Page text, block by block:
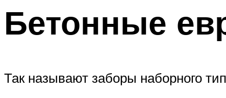
Бетонные
Так называют заборы наборного